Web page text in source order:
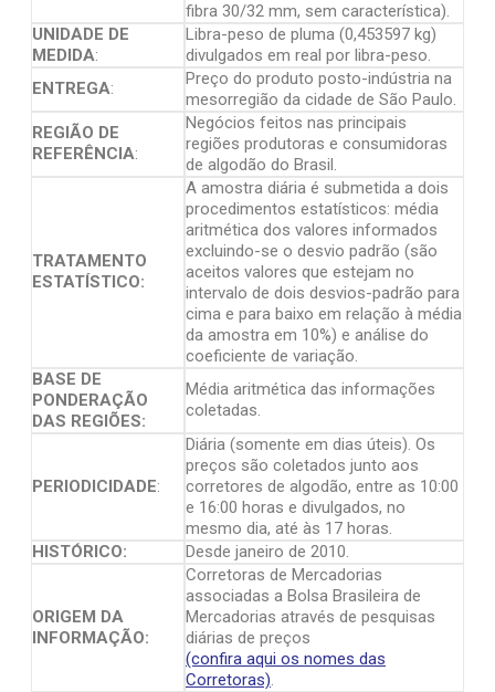
fibra 30/32 mm, sem característica).
UNIDADE DE
MEDIDA:
Libra-peso de pluma (0,453597 kg)
divulgados em real por libra-peso.
ENTREGA:
Preço do produto posto-indústria na
mesorregião da cidade de São Paulo.
REGIÃO DE
REFERÊNCIA:
Negócios feitos nas principais
regiões produtoras e consumidoras
de algodão do Brasil.
TRATAMENTO
ESTATÍSTICO:
A amostra diária é submetida a dois
procedimentos estatísticos: média
aritmética dos valores informados
excluindo-se o desvio padrão (são
aceitos valores que estejam no
intervalo de dois desvios-padrão para
cima e para baixo em relação à média
da amostra em 10%) e análise do
coeficiente de variação.
BASE DE
PONDERAÇÃO
DAS REGIÕES:
Média aritmética das informações
coletadas.
PERIODICIDADE:
Diária (somente em dias úteis). Os
preços são coletados junto aos
corretores de algodão, entre as 10:00
e 16:00 horas e divulgados, no
mesmo dia, até às 17 horas.
HISTÓRICO:
Desde janeiro de 2010.
ORIGEM DA
INFORMAÇÃO:
Corretoras de Mercadorias
associadas a Bolsa Brasileira de
Mercadorias através de pesquisas
diárias de preços
(confira aqui os nomes das
Corretoras).